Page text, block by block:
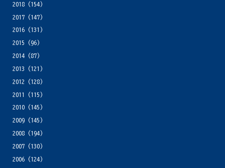
2018(154)
2017(147)
2016(131)
2015 (96)
2014(87)
2013 (121)
2012 (128)
2011
(115)
2010(145)
2009(145)
2008(194)
2007(130)
2006(124)